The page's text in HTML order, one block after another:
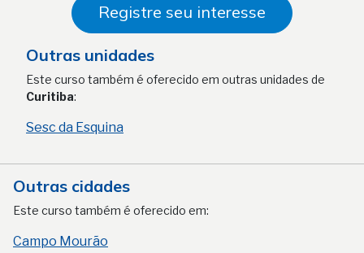
Registre seu interesse
Outras unidades
Este curso também é oferecido em outras unidades de
Curitiba:
Sesc da Esquina
Outras cidades
Este curso também é oferecido em:
Campo Mourão